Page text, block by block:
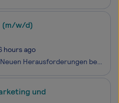
(m/w/d)
hours ago
Wir sind die OAS AGNeuen Herausforderungen begegnen wir täglich mit Innovation, Neugierde und Leidenschaft. In unserem vielseitigen Team vereinen wir Ingenieur*innen, Softwareentwickler*innen, IT-Consultant*innen, Techniker*innen sowie engagierte Vertriebs- und Verwaltungsmitarbeiter*innen.Engineeri
und